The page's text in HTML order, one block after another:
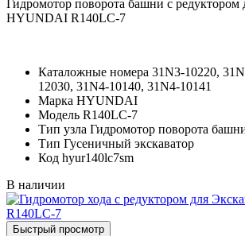
Гидромотор поворота башни с редуктором
HYUNDAI R140LC-7
Каталожные номера 31N3-10220,
12030, 31N4-10140, 31N4-10141
Марка HYUNDAI
Модель R140LC-7
Тип узла Гидромотор поворота
Тип Гусеничный экскаватор
Код hyur140lc7sm
В наличии